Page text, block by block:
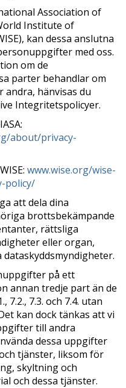
Association of
Institute of
kan dessa anslutna
med oss.
om de
parter behandlar om
hänvisas du
Integritetspolicyer.
about/privacy-
www.wise.org/wise-
policy/
att dela dina
brottsbekämpande
rättsliga
eller organ,
på ett
annan tredje part än de
7.2., 7.3. och 7.4. utan
kan dock tänkas att vi
till andra
dessa uppgifter
tjänster, liksom för
skyltning och
och dessa tjänster.